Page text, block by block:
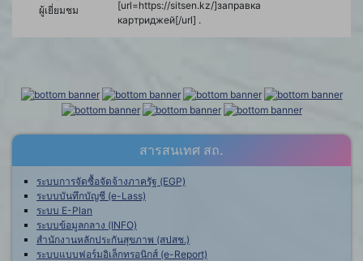
ผู้เยี่ยมชม
[url=https://sitsen.kz/]заправка
картриджей[/url] .
สารสนเทศ สถ.
ระบบการจัดซื้อจัดจ้างภาครัฐ (EGP)
ระบบบันทึกบัญชี (e-Lass)
ระบบ E-Plan
ระบบข้อมูลกลาง (INFO)
สำนักงานหลักประกันสุขภาพ (สปสช.)
ระบบแบบฟอร์มอิเล็กทรอนิกส์ (e-Report)